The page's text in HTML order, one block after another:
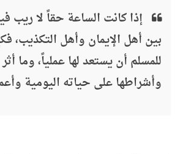
إذا كانت الساعة حقاً لا ريب
بين أهل الإيمان وأهل التكذيب،
للمسلم أن يستعد لها عملياً، وما
وأشراطها على حياته اليومية